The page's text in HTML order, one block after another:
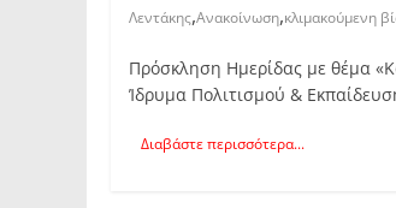
Λεντάκης,Ανακοίνωση,κλιμακούμενη
Πρόσκληση Ημερίδας με θέμα
Ίδρυμα Πολιτισμού &
Διαβάστε περισσότερα...